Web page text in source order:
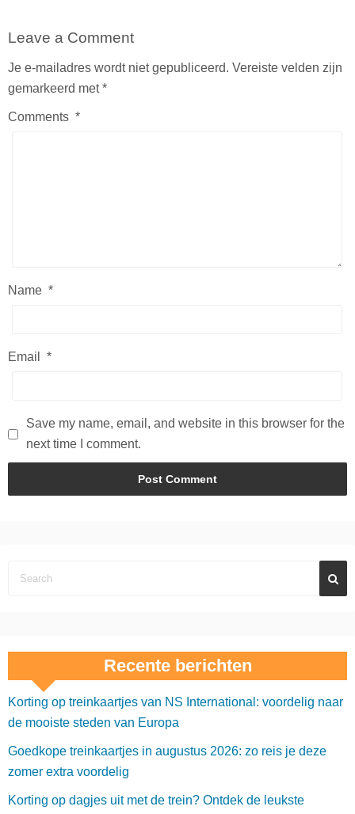
Leave a Comment
Je e-mailadres wordt niet gepubliceerd. Vereiste velden zijn
gemarkeerd met*
Comments *
Name *
Email *
Save my name, email, and website in this browser for the
next time I comment.
Recente berichten
Korting op treinkaartjes van NS International: voordelig naar
de mooiste steden van Europa
Goedkope treinkaartjes in augustus 2026: zo reis je deze
zomer extra voordelig
Korting op dagjes uit met de trein? Ontdek de leukste